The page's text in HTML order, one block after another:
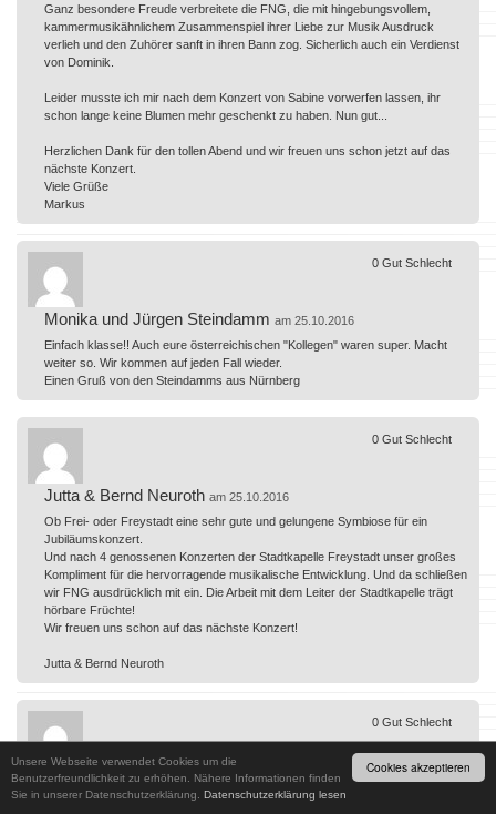
Cookies akzeptieren
Unsere Webseite verwendet Cookies um die
Benutzerfreundlichkeit zu erhöhen. Nähere Informationen finden
Sie in unserer Datenschutzerklärung. Datenschutzerklärung lesen
Ganz besondere Freude verbreitete die FNG, die mit hingebungsvollem,
kammermusikähnlichem Zusammenspiel ihrer Liebe zur Musik Ausdruck
verlieh und den Zuhörer sanft in ihren Bann zog. Sicherlich auch ein Verdienst
von Dominik.
Leider musste ich mir nach dem Konzert von Sabine vorwerfen lassen, ihr
schon lange keine Blumen mehr geschenkt zu haben. Nun gut...
Herzlichen Dank für den tollen Abend und wir freuen uns schon jetzt auf das
nächste Konzert.
Viele Grüße
Markus
Monika und Jürgen Steindamm am 25.10.2016
Einfach klasse!! Auch eure österreichischen "Kollegen" waren super. Macht
weiter so. Wir kommen auf jeden Fall wieder.
Einen Gruß von den Steindamms aus Nürnberg
0 Gut Schlecht
Jutta & Bernd Neuroth am 25.10.2016
Ob Frei- oder Freystadt eine sehr gute und gelungene Symbiose für ein
Jubiläumskonzert.
Und nach 4 genossenen Konzerten der Stadtkapelle Freystadt unser großes
Kompliment für die hervorragende musikalische Entwicklung. Und da schließen
wir FNG ausdrücklich mit ein. Die Arbeit mit dem Leiter der Stadtkapelle trägt
hörbare Früchte!
Wir freuen uns schon auf das nächste Konzert!
Jutta & Bernd Neuroth
0 Gut Schlecht
Familie Wachsmann am 24.10.2016
Das Konzert war sehr gelungen. Die idee das Jubiläum mit der Stadtkappelle
0 Gut Schlecht